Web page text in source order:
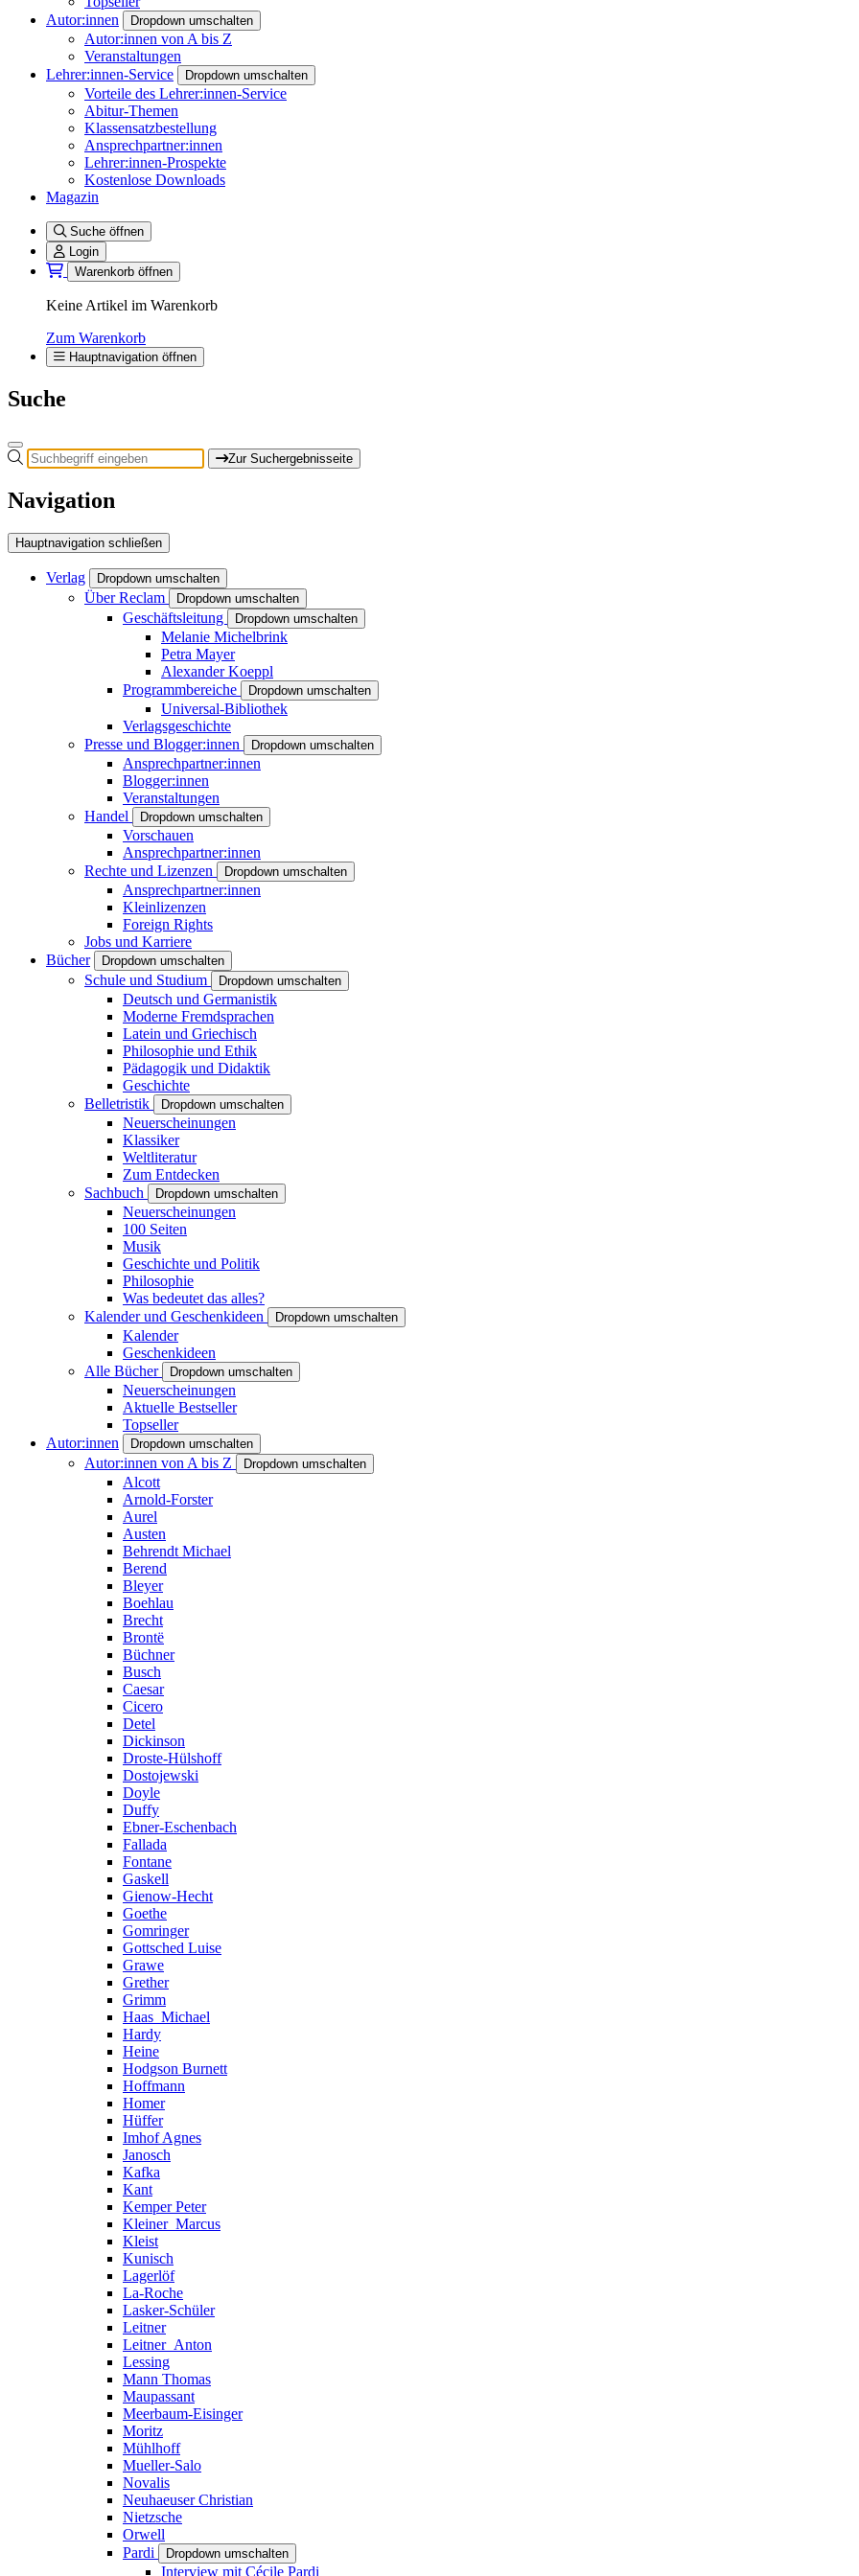
Autor:innen
Dropdown umschalten
Autor:innen von A bis Z
Veranstaltungen
Lehrer:innen-Service
Dropdown umschalten
Vorteile des Lehrer:innen-Service
Abitur-Themen
Klassensatzbestellung
Ansprechpartner:innen
Lehrer:innen-Prospekte
Kostenlose Downloads
Magazin
Suche öffnen
Login
Warenkorb öffnen
Keine Artikel im Warenkorb
Zum Warenkorb
Hauptnavigation öffnen
Suche
Zur Suchergebnisseite
Navigation
Hauptnavigation schließen
Verlag Dropdown umschalten
Über Reclam Dropdown umschalten
Geschäftsleitung Dropdown umschalten
Melanie Michelbrink
Petra Mayer
Alexander Koeppl
Programmbereiche
Dropdown umschalten
Universal-Bibliothek
Verlagsgeschichte
Presse und Blogger:innen
Dropdown umschalten
Ansprechpartner:innen
Blogger:innen
Veranstaltungen
Handel
Dropdown umschalten
Vorschauen
Ansprechpartner:innen
Rechte und Lizenzen
Dropdown umschalten
Ansprechpartner:innen
Kleinlizenzen
Foreign Rights
Jobs und Karriere
Bücher
Dropdown umschalten
Schule und Studium Dropdown umschalten
Deutsch und Germanistik
Moderne Fremdsprachen
Latein und Griechisch
Philosophie und Ethik
Pädagogik und Didaktik
Geschichte
Belletristik
Dropdown umschalten
Neuerscheinungen
Klassiker
Weltliteratur
Zum Entdecken
Sachbuch
Dropdown umschalten
Neuerscheinungen
100 Seiten
Musik
Geschichte und Politik
Philosophie
Was bedeutet das alles?
Kalender und Geschenkideen
Dropdown umschalten
Kalender
Geschenkideen
Alle Bücher
Dropdown umschalten
Neuerscheinungen
Aktuelle Bestseller
Topseller
Autor:innen
Dropdown umschalten
Autor:innen von A bis Z Dropdown umschalten
Alcott
Arnold-Forster
Aurel
Austen
Behrendt Michael
Berend
Bleyer
Boehlau
Brecht
Brontë
Büchner
Busch
Caesar
Cicero
Detel
Dickinson
Droste-Hülshoff
Dostojewski
Doyle
Duffy
Ebner-Eschenbach
Fallada
Fontane
Gaskell
Gienow-Hecht
Goethe
Gomringer
Gottsched Luise
Grawe
Grether
Grimm
Haas_Michael
Hardy
Heine
Hodgson Burnett
Hoffmann
Homer
Hüffer
Imhof Agnes
Janosch
Kafka
Kant
Kemper Peter
Kleiner_Marcus
Kleist
Kunisch
Lagerlöf
La-Roche
Lasker-Schüler
Leitner
Leitner_Anton
Lessing
Mann Thomas
Maupassant
Meerbaum-Eisinger
Moritz
Mühlhoff
Mueller-Salo
Novalis
Neuhaeuser Christian
Nietzsche
Orwell
Pardi
Dropdown umschalten
Interview mit Cécile Pardi